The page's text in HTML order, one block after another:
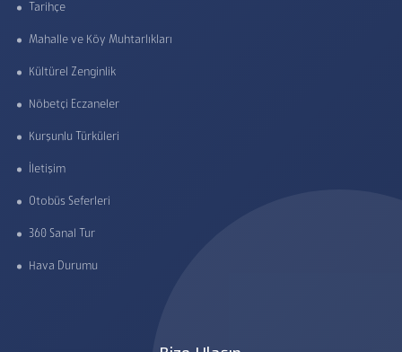
Tarihçe
Mahalle ve Köy Muhtarlıkları
Kültürel Zenginlik
Nöbetçi Eczaneler
Kurşunlu Türküleri
İletişim
Otobüs Seferleri
360 Sanal Tur
Hava Durumu